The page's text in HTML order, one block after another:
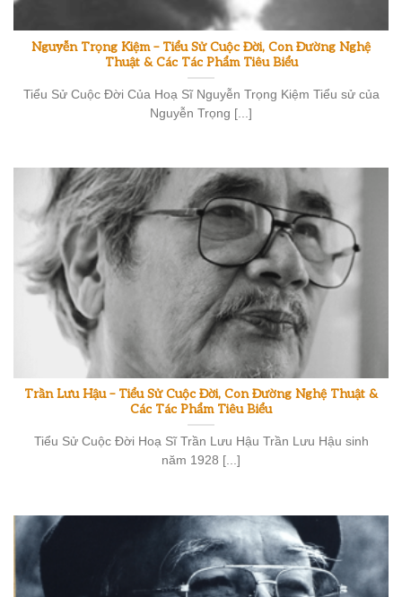
Nguyễn Trọng Kiệm – Tiểu Sử Cuộc Đời, Con Đường Nghệ
Thuật & Các Tác Phẩm Tiêu Biểu
Tiểu Sử Cuộc Đời Của Hoạ Sĩ Nguyễn Trọng Kiệm Tiểu sử của
Nguyễn Trọng [...]
Trần Lưu Hậu – Tiểu Sử Cuộc Đời, Con Đường Nghệ Thuật &
Các Tác Phẩm Tiêu Biểu
Tiểu Sử Cuộc Đời Hoạ Sĩ Trần Lưu Hậu Trần Lưu Hậu sinh
năm 1928 [...]